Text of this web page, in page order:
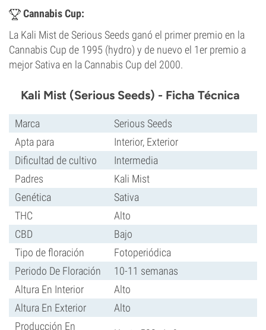
Cannabis Cup:
La Kali Mist de Serious Seeds ganó el primer premio en la
Cannabis Cup de 1995 (hydro) y de nuevo el 1er premio a
mejor Sativa en la Cannabis Cup del 2000.
Kali Mist (Serious Seeds) - Ficha Técnica
Marca
Serious Seeds
Apta para
Interior, Exterior
Dificultad de cultivo
Intermedia
Padres
Kali Mist
Genética
Sativa
THC
Alto
CBD
Bajo
Tipo de floración
Fotoperiódica
Periodo De Floración
10-11 semanas
Altura En Interior
Alto
Altura En Exterior
Alto
Producción En